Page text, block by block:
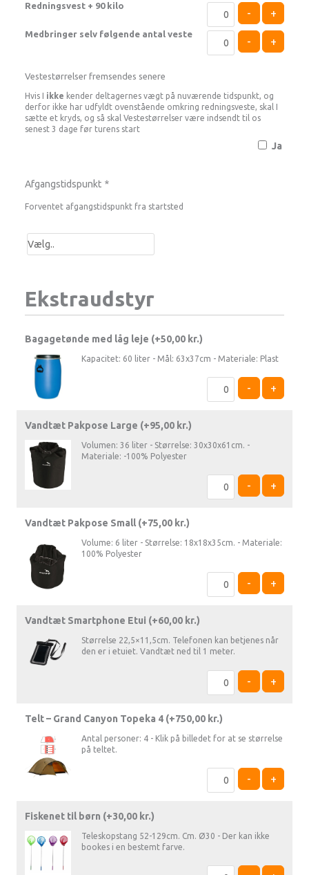
Redningsvest + 90 kilo
- +
Medbringer selv følgende antal veste
- +
Vestestørrelser fremsendes senere
Hvis I ikke kender deltagernes vægt på nuværende tidspunkt, og
derfor ikke har udfyldt ovenstående omkring redningsveste, skal I
sætte et kryds, og så skal Vestestørrelser være indsendt til os
senest 3 dage før turens start
Ja
Afgangstidspunkt *
Forventet afgangstidspunkt fra startsted
Ekstraudstyr
Bagagetønde med låg leje (+50,00 kr.)
Kapacitet: 60 liter - Mål: 63x37cm - Materiale: Plast
- +
Vandtæt Pakpose Large (+95,00 kr.)
Volumen: 36 liter - Størrelse: 30x30x61cm. -
Materiale: -100% Polyester
- +
Vandtæt Pakpose Small (+75,00 kr.)
Volume: 6 liter - Størrelse: 18x18x35cm. - Materiale:
100% Polyester
- +
Vandtæt Smartphone Etui (+60,00 kr.)
Størrelse 22,5×11,5cm. Telefonen kan betjenes når
den er i etuiet. Vandtæt ned til 1 meter.
- +
Telt – Grand Canyon Topeka 4 (+750,00 kr.)
Antal personer: 4 - Klik på billedet for at se størrelse
på teltet.
- +
Fiskenet til børn (+30,00 kr.)
Teleskopstang 52-129cm. Cm. Ø30 - Der kan ikke
bookes i en bestemt farve.